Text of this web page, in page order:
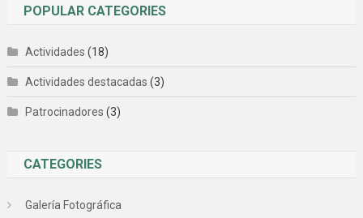
POPULAR CATEGORIES
Actividades (18)
Actividades destacadas (3)
Patrocinadores (3)
CATEGORIES
Galería Fotográfica